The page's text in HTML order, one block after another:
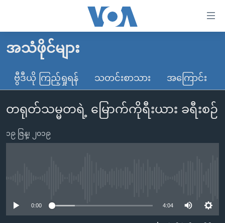
လွယ်ကူ
သည့်
များ
ပင်မ
ပင်မ
မူလစာမျက်နှာ
မြန်မာ
ကမ္ဘာ့သတင်းများ
နိုင်ငံတကာ
တရုတ်
ဗွီဒီယို
ရပ်ဝန်းတခု လမ်းတခု အလွန်
ရုပ်ရှင်ထဲက အင်္ဂလိပ်စာ
တီဗွီ
ရေဒီယို/တီဗွီအစီအစဉ်
အသံဖိုင်များ
ဗွီဒီယို ကြည့်ရှုရန် သတင်းစာသား အကြောင်း
တရုတ်သမ္မတရဲ့ မြောက်ကိုရီးယား ခရီးစဉ်
၁၉ ဇြန္၊ ၂၀၁၉
0:00 4:04